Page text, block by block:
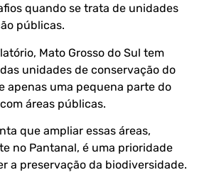
quando se trata de unidades
públicas.
Mato Grosso do Sul tem
das unidades de conservação do
apenas uma pequena parte do
áreas públicas.
que ampliar essas áreas,
no Pantanal, é uma prioridade
a preservação da biodiversidade.